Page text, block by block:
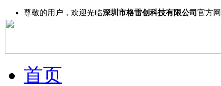
尊敬的用户，欢迎光临深圳市格雷创科技有限公司 官方
首页